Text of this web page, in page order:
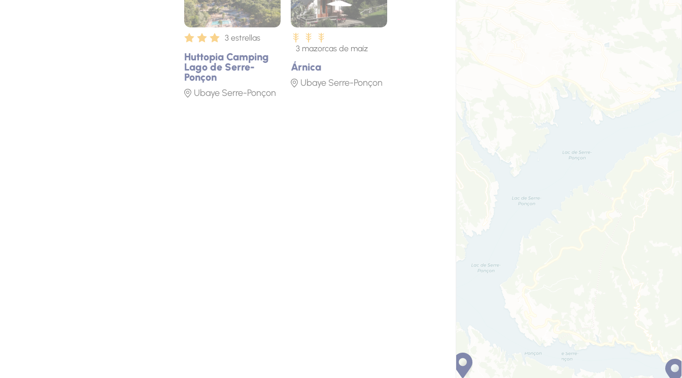
Huttopia Camping
Lago de Serre-
Ponçon
3 estrellas
Ubaye Serre-Ponçon
Árnica
3 mazorcas de maíz
Ubaye Serre-Ponçon